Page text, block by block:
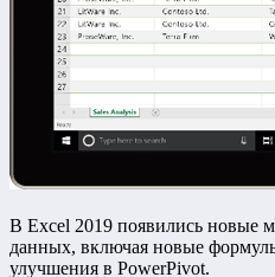
В Excel 2019 появились новые
данных, включая новые
улучшения в PowerPivot.